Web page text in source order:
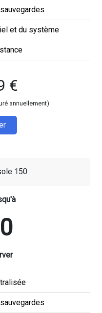
et du système
€
annuellement)
150